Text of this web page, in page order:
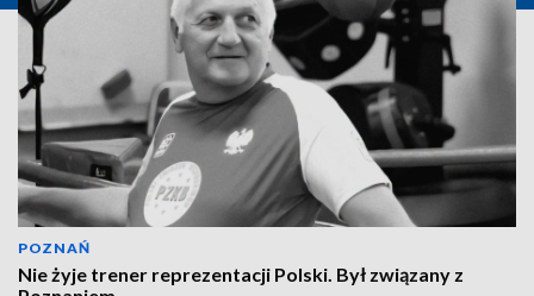
POZNAŃ
Nie żyje trener reprezentacji Polski. Był związany z